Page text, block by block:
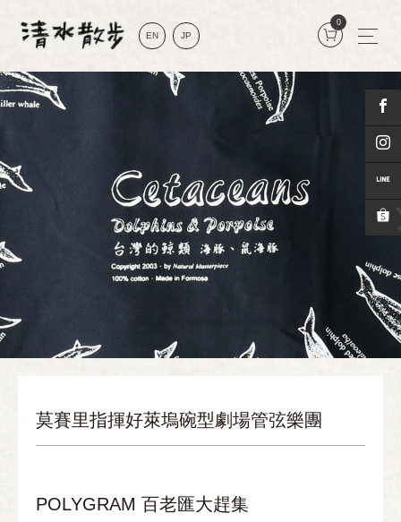
EN JP
0
莫賽里指揮好萊塢碗型劇場管弦樂團
POLYGRAM 百老匯大趕集